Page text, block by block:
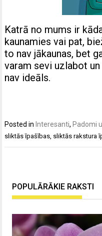
Katrā no mums ir
kaunamies vai pat,
to nav jākaunas, bet
varam sevi uzlabot
nav ideāls.
Posted in Interesanti, Padomi
sliktās īpašības, sliktās rakstura
POPULĀRĀKIE RAKSTI